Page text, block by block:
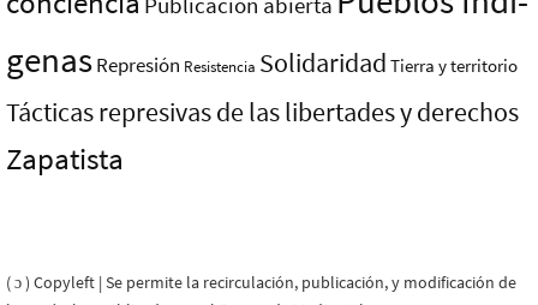
Publicación abierta
genasRepresión Resistencia Solidaridad Tierra y territorio
Tácticas represivas de las libertades y derechos
Zapatista
( ɔ ) Copyleft | Se permite la recirculación, publicación, y modificación de